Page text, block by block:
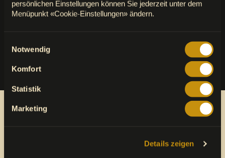
persönlichen Einstellungen können Sie jederzeit unter dem
Menüpunkt «Cookie-Einstellungen» ändern.
Einwilligungsauswahl
Notwendig
Komfort
Statistik
Marketing
Details zeigen
NÄHRWERTE PRO 100G